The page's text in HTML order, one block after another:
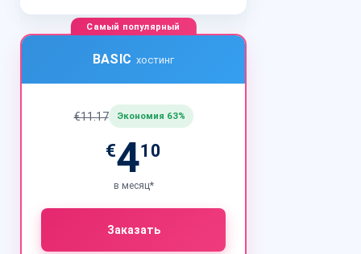
Самый популярный
BASIC хостинг
€11.17 Экономия 63%
€410
в месяц*
Заказать